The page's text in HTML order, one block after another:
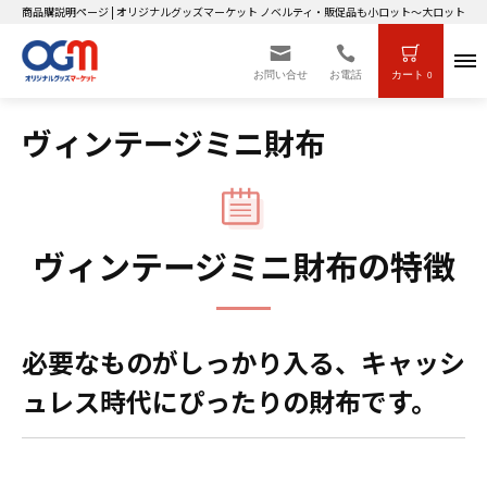
商品購説明ページ | オリジナルグッズマーケット ノベルティ・販促品も小ロット～大ロットま
お問い合せ お電話 カート 0
ヴィンテージミニ財布
ヴィンテージミニ財布の特徴
必要なものがしっかり入る、キャッシ
ュレス時代にぴったりの財布です。